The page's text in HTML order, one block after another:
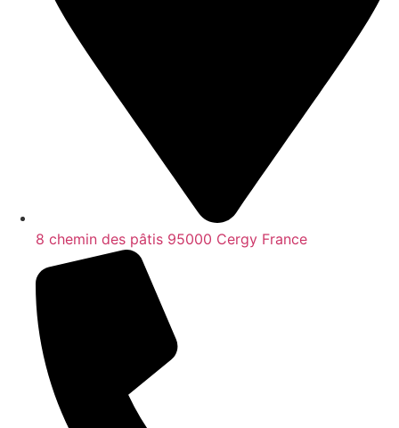
8 chemin des pâtis 95000 Cergy France